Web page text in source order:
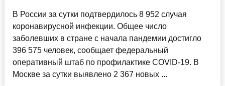
В России за сутки подтвердилось 8 952 случая
коронавирусной инфекции. Общее число
заболевших в стране с начала пандемии достигло
396 575 человек, сообщает федеральный
оперативный штаб по профилактике COVID-19. В
Москве за сутки выявлено 2 367 новых ...